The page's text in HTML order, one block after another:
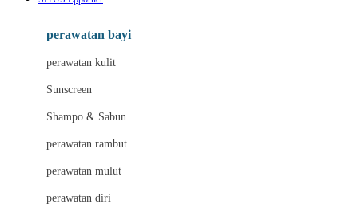
Lee Vierra
Lillebaby
Little Bird Told Me
Little Miss Janis
London Taxi
Love To Dream
M
Magformers
perawatan bayi
perawatan kulit
Sunscreen
Shampo & Sabun
perawatan rambut
perawatan mulut
perawatan diri